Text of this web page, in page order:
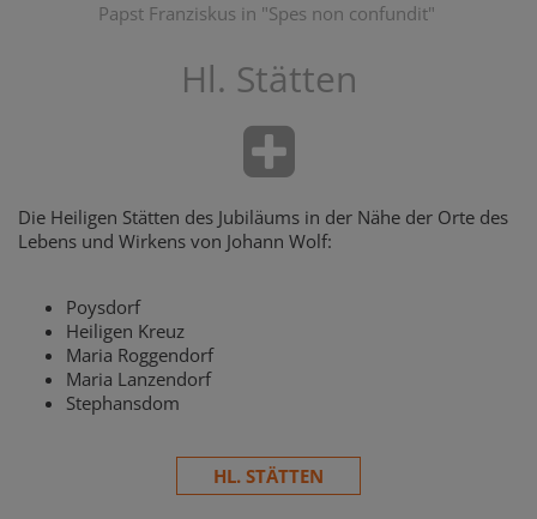
Papst Franziskus in "Spes non confundit"
Hl. Stätten
Die Heiligen Stätten des Jubiläums in der Nähe der Orte des
Lebens und Wirkens von Johann Wolf:
Poysdorf
Heiligen Kreuz
Maria Roggendorf
Maria Lanzendorf
Stephansdom
HL. STÄTTEN